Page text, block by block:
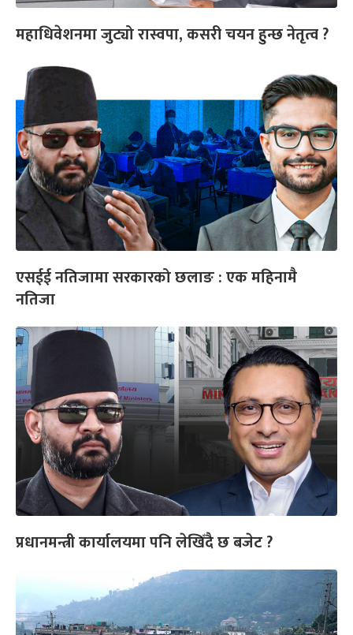
महाधिवेशनमा जुट्यो रास्वपा, कसरी चयन हुन्छ नेतृत्व ?
एसईई नतिजामा सरकारको छलाङ : एक महिनामै
नतिजा
प्रधानमन्त्री कार्यालयमा पनि लेखिँदै छ बजेट ?